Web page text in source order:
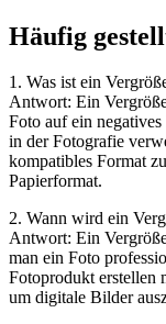
Häufig
1. Was ist ein
Antwort: Ein
Foto auf ein
in der Fotografie
kompatibles Format
Papierformat.
2. Wann wird ein
Antwort: Ein
man ein Foto
Fotoprodukt erstellen
um digitale Bilder